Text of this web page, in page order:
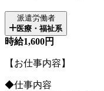
派遣労働者
医療・福祉系
時給1,600円
【お仕事内容】
◆仕事内容